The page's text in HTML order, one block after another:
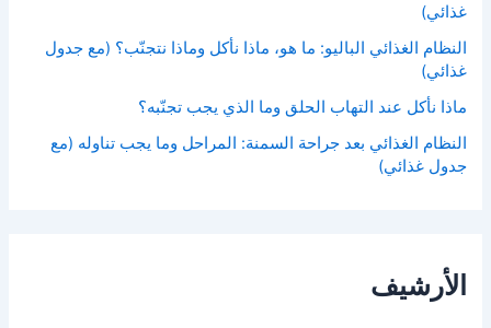
غذائي)
النظام الغذائي الباليو: ما هو، ماذا نأكل وماذا نتجنّب؟ (مع جدول
غذائي)
ماذا نأكل عند التهاب الحلق وما الذي يجب تجنّبه؟
النظام الغذائي بعد جراحة السمنة: المراحل وما يجب تناوله (مع
جدول غذائي)
الأرشيف